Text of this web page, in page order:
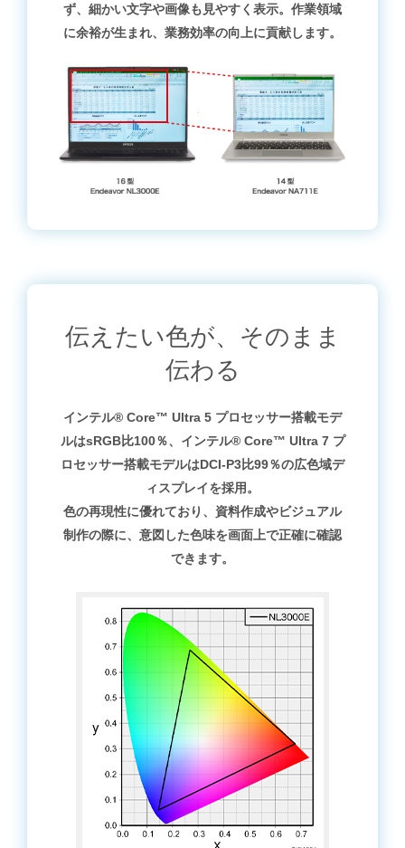
ず、細かい文字や画像も見やすく表示。作業領域
に余裕が生まれ、業務効率の向上に貢献します。
伝えたい色が、そのまま
伝わる
インテル® Core™ Ultra 5 プロセッサー搭載モデ
ルはsRGB比100％、インテル® Core™ Ultra 7 プ
ロセッサー搭載モデルはDCI-P3比99％の広色域デ
ィスプレイを採用。
色の再現性に優れており、資料作成やビジュアル
制作の際に、意図した色味を画面上で正確に確認
できます。